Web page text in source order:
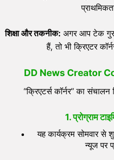
शिक्षा और तकनीक: अगर आप टेक गुरु
हैं, तो भी क्रिएटर
DD News Creator
“क्रिएटर्स कॉर्नर” का
1. प्रोग्राम
यह कार्यक्रम सोमवार से
न्यूज पर